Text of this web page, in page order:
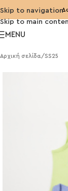
Skip to navigation
Skip to main
MENU
Αρχική σελίδα/SS25